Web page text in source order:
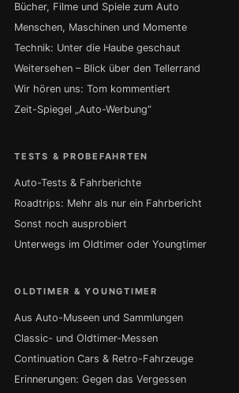
Bücher, Filme und Spiele zum Auto
Menschen, Maschinen und Momente
Technik: Unter die Haube geschaut
Weitersehen – Blick über den Tellerrand
Wir hören uns: Tom kommentiert
Zeit-Spiegel „Auto-Werbung“
TESTS & PROBEFAHRTEN
Auto-Tests & Fahrberichte
Roadtrips: Mehr als nur ein Fahrbericht
Sonst noch ausprobiert
Unterwegs im Oldtimer oder Youngtimer
OLDTIMER & YOUNGTIMER
Aus Auto-Museen und Sammlungen
Classic- und Oldtimer-Messen
Continuation Cars & Retro-Fahrzeuge
Erinnerungen: Gegen das Vergessen